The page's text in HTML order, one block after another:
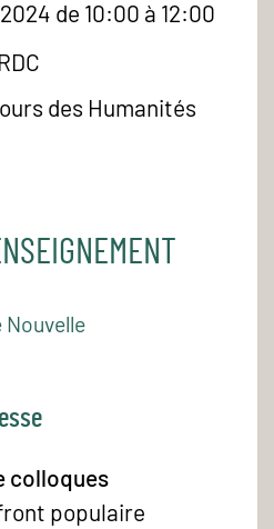
de 10:00 à 12:00
des Humanités
colloques
populaire